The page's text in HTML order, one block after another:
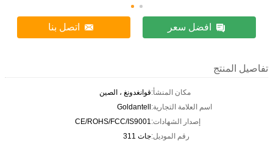
افضل سعر اتصل بنا
تفاصيل المنتج
مكان المنشأ:قوانغدونغ ، الصين
اسم العلامة التجارية:Goldantell
إصدار الشهادات:CE/ROHS/FCC/IS9001
رقم الموديل:جات 311